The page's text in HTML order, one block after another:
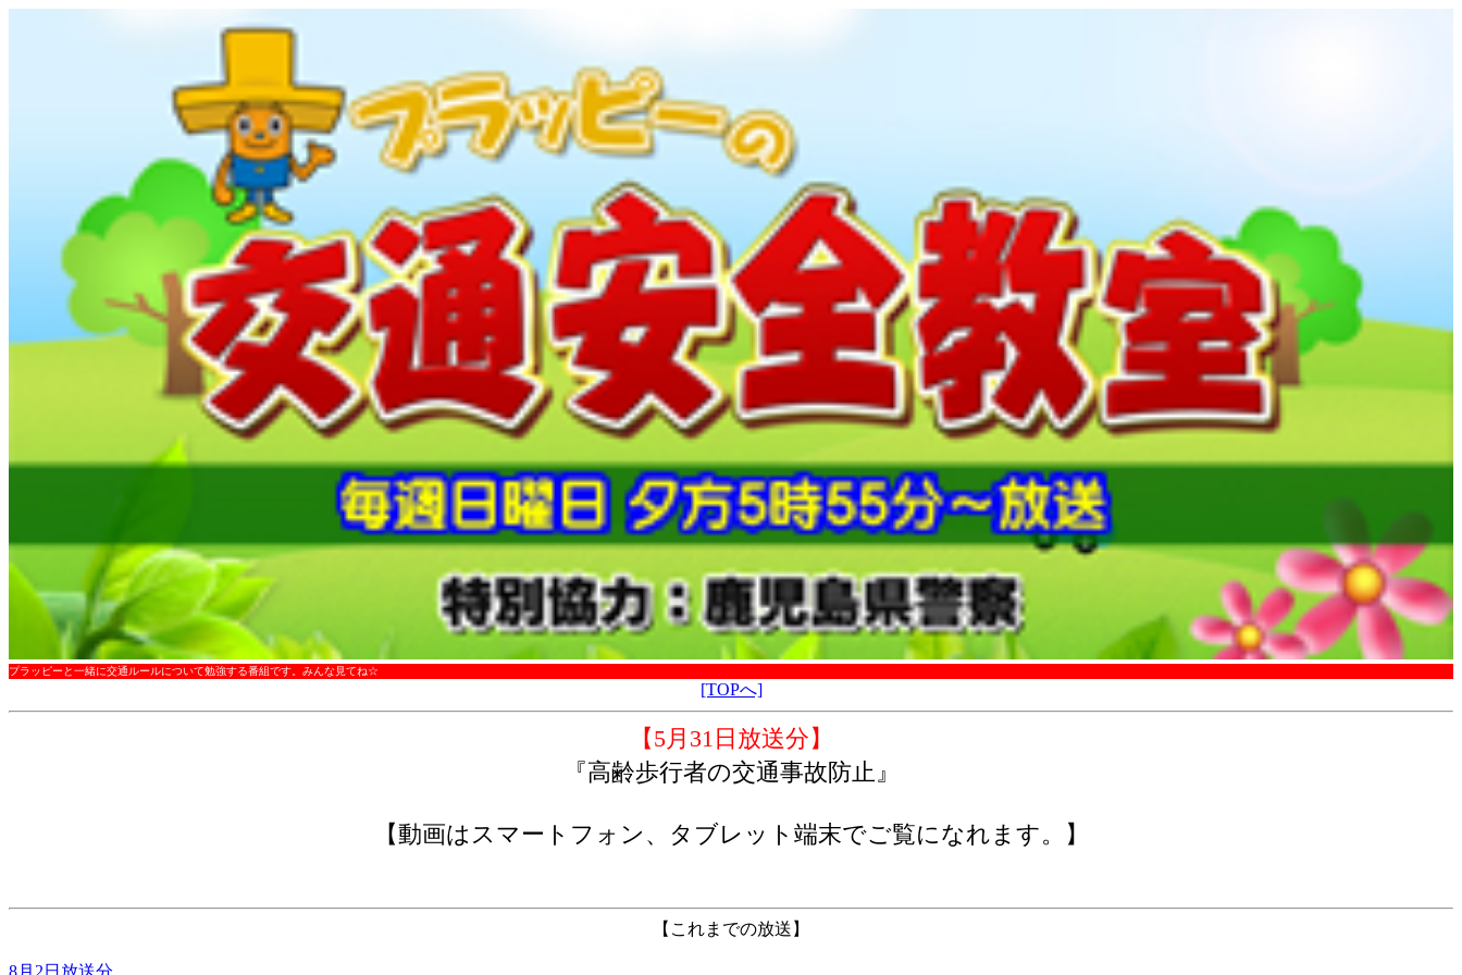
プラッピーと一緒に交通ルールについて勉強する番組です。みんな見てね☆
[TOPへ]
【5月31日放送分】
『高齢歩行者の交通事故防止』
【動画はスマートフォン、タブレット端末でご覧になれます。】
【これまでの放送】
8月2日放送分